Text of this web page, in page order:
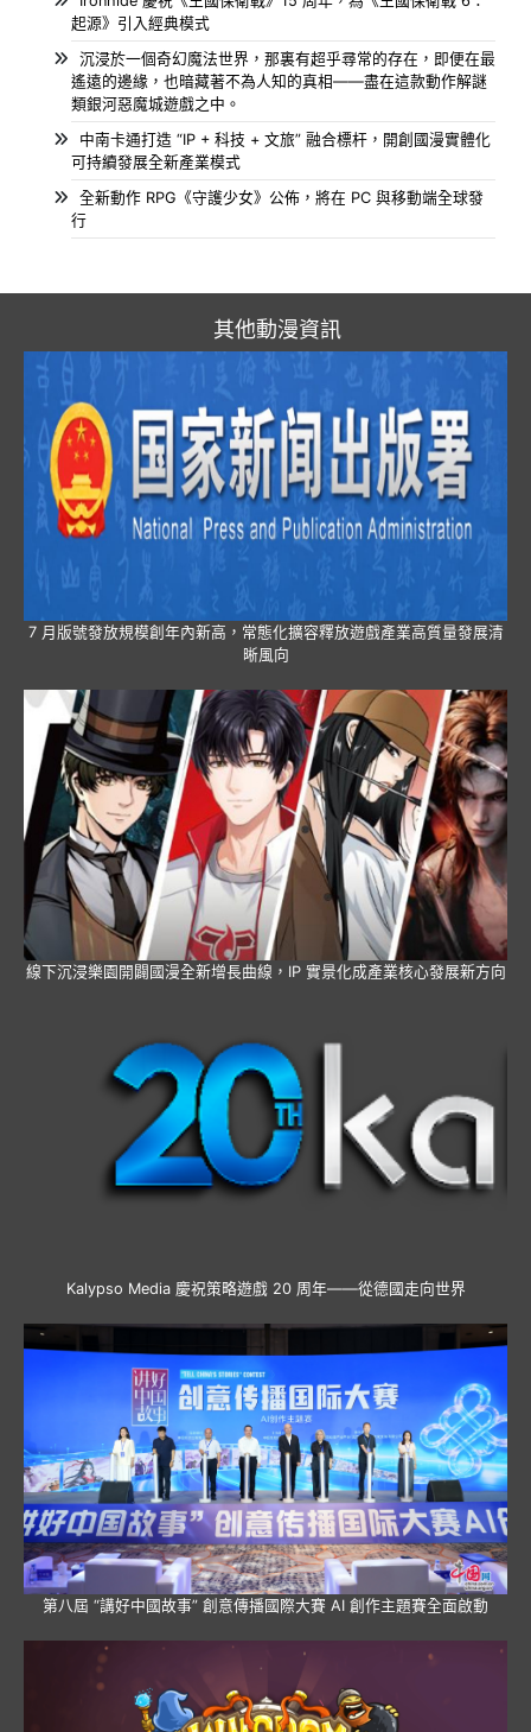
起源》引入經典模式
沉浸於一個奇幻魔法世界，那裏有超乎尋常的存在，即便在最
遙遠的邊緣，也暗藏著不為人知的真相——盡在這款動作解謎
類銀河惡魔城遊戲之中。
中南卡通打造 “IP + 科技 + 文旅” 融合標杆，開創國漫實體化
可持續發展全新產業模式
全新動作 RPG《守護少女》公佈，將在 PC 與移動端全球發
行
其他動漫資訊
7 月版號發放規模創年內新高，常態化擴容釋放遊戲產業高質量發展清
晰風向
線下沉浸樂園開闢國漫全新增長曲線，IP 實景化成產業核心發展新方向
Kalypso Media 慶祝策略遊戲 20 周年——從德國走向世界
第八屆 “講好中國故事” 創意傳播國際大賽 AI 創作主題賽全面啟動